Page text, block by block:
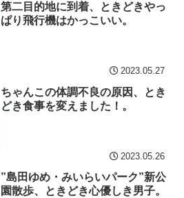
第二目的地に到着、ときどきやっ
ぱり飛行機はかっこいい。
2023.05.27
ちゃんこの体調不良の原因、とき
どき食事を変えました！。
2023.05.26
”島田ゆめ・みいらいパーク”新公
園散歩、ときどき心優しき男子。